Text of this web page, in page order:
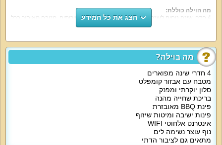
מה בוילה?
4 חדרי שינה מפוארים
מטבח עם אבזור קומפלט
סלון יוקרתי ומפנק
בריכת שחייה מהנה
פינת BBQ מאובזרת
פינות ישיבה ומיטות שיזוף
אינטרנט אלחוטי WIFI
נוף עוצר נשימה לים
מתאים גם לציבור הדתי
מה הוילה כוללת:
4 חדרי שינה נוחים לשנת לילה טובה, 3 חדרי רחצה, 3 שירותים, מטבח מאובזר בכל
הדרוש (כולל פינת אוכל), סלון יוקרתי מפואר, חצר נופש עם בריכה פרטית.
וארון לבגדים, יש מסך טלוויזיה בחדר שינה אחד.
הסלון של וילה פאלם ביץ' מעוצב בסגנון יוקרתי עם פינת ישיבה מפנקת, מיזוג אוויר
ומסך גדול 60 אינטש.
מה יש במטבח? אתם מוזמנים לבשל ולארח עם מקרר גדול, תנור אפייה, כיריים גז,
מיקרוגל, קומקום חשמלי, כלים שימושיים בסיסיים כולל סכו"ם וכוסות, פינת אוכל יפה
ל-12 איש.
אטרקציות מיוחדות בוילה
חצר נופש מטופחת מקיפה את וילה פאלם ביץ' עם בריכה פרטית מרעננת, מיטות
שיזוף, פינות ישיבה, תאורת גן ועמדת ברביקיו מאובזרת.
על חשבון הבית תקבלו גישה חופשית לאינטרנט וחנייה מסודרת באזור.
מיוחד לילדים :
תוספת של מיטות ילדים או לול לתינוק לחדרי השינה בתיאום מראש.
הצג את כל המידע